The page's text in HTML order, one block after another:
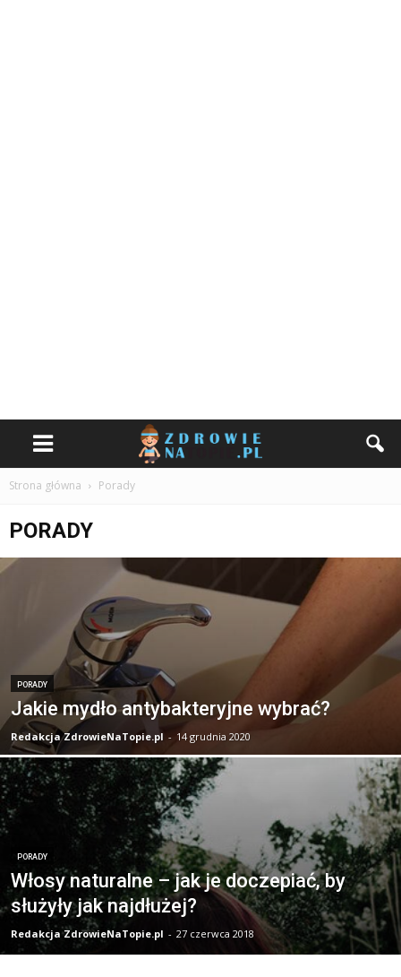
Strona główna Porady
PORADY
PORADY
Jakie mydło antybakteryjne wybrać?
Redakcja ZdrowieNaTopie.pl - 14 grudnia 2020
PORADY
Włosy naturalne – jak je doczepiać, by
służyły jak najdłużej?
Redakcja ZdrowieNaTopie.pl - 27 czerwca 2018